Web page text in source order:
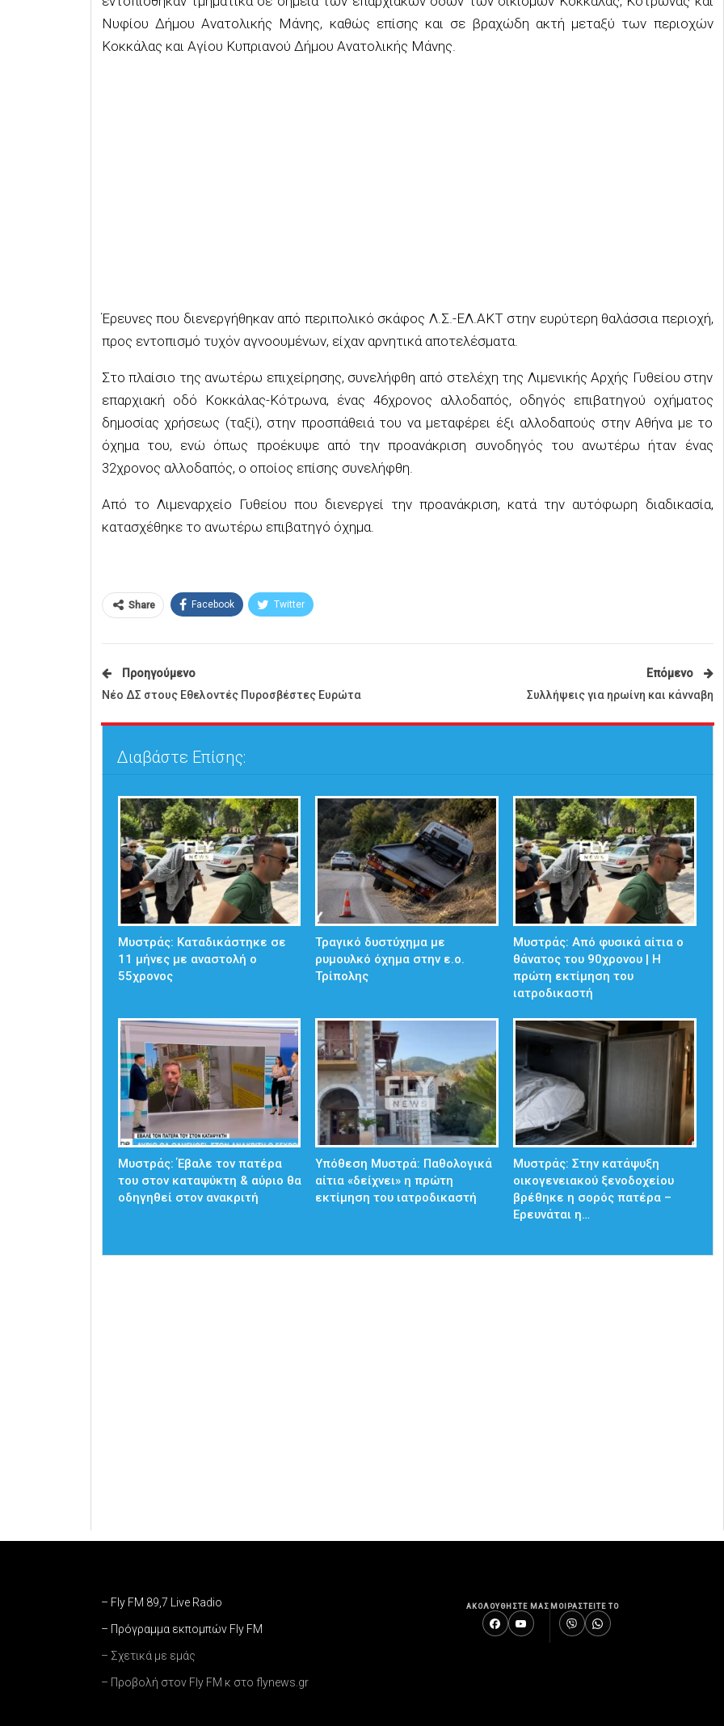
Νυφίου Δήμου Ανατολικής Μάνης, καθώς επίσης και σε βραχώδη ακτή μεταξύ των περιοχών
Κοκκάλας και Αγίου Κυπριανού Δήμου Ανατολικής Μάνης.
Έρευνες που διενεργήθηκαν από περιπολικό σκάφος Λ.Σ.-ΕΛ.ΑΚΤ στην ευρύτερη θαλάσσια περιοχή,
προς εντοπισμό τυχόν αγνοουμένων, είχαν αρνητικά αποτελέσματα.
Στο πλαίσιο της ανωτέρω επιχείρησης, συνελήφθη από στελέχη της Λιμενικής Αρχής Γυθείου στην
επαρχιακή οδό Κοκκάλας-Κότρωνα, ένας 46χρονος αλλοδαπός, οδηγός επιβατηγού οχήματος
δημοσίας χρήσεως (ταξί), στην προσπάθειά του να μεταφέρει έξι αλλοδαπούς στην Αθήνα με το
όχημα του, ενώ όπως προέκυψε από την προανάκριση συνοδηγός του ανωτέρω ήταν ένας
32χρονος αλλοδαπός, ο οποίος επίσης συνελήφθη.
Από το Λιμεναρχείο Γυθείου που διενεργεί την προανάκριση, κατά την αυτόφωρη διαδικασία,
κατασχέθηκε το ανωτέρω επιβατηγό όχημα.
Share Facebook Twitter
Προηγούμενο
Νέο ΔΣ στους Εθελοντές Πυροσβέστες Ευρώτα
Επόμενο
Συλλήψεις για ηρωίνη και κάνναβη
Διαβάστε Επίσης:
Μυστράς: Καταδικάστηκε σε
11 μήνες με αναστολή ο
55χρονος
Τραγικό δυστύχημα με
ρυμουλκό όχημα στην ε.ο.
Τρίπολης
Μυστράς: Από φυσικά αίτια ο
θάνατος του 90χρονου | Η
πρώτη εκτίμηση του
ιατροδικαστή
Μυστράς: Έβαλε τον πατέρα
του στον καταψύκτη & αύριο θα
οδηγηθεί στον ανακριτή
Υπόθεση Μυστρά: Παθολογικά
αίτια «δείχνει» η πρώτη
εκτίμηση του ιατροδικαστή
Μυστράς: Στην κατάψυξη
οικογενειακού ξενοδοχείου
βρέθηκε η σορός πατέρα –
Ερευνάται η…
– Fly FM 89,7 Live Radio
– Πρόγραμμα εκπομπών Fly FM
– Σχετικά με εμάς
– Προβολή στον Fly FM κ στο flynews.gr
ΑΚΟΛΟΥΘΗΣΤΕ ΜΑΣ ΜΟΙΡΑΣΤΕΙΤΕ ΤΟ